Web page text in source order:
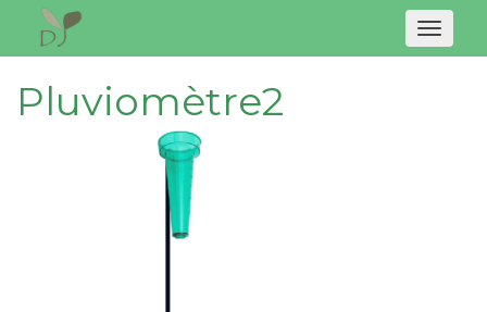
Pluviomètre2